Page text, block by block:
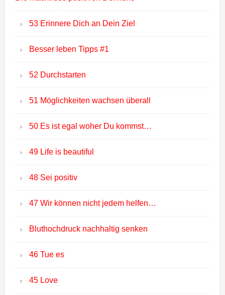
53 Erinnere Dich an Dein Ziel
Besser leben Tipps #1
52 Durchstarten
51 Möglichkeiten wachsen überall
50 Es ist egal woher Du kommst…
49 Life is beautiful
48 Sei positiv
47 Wir können nicht jedem helfen…
Bluthochdruck nachhaltig senken
46 Tue es
45 Love